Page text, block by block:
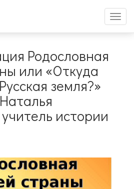
меню
Родословная
или «Откуда
земля?»
истории